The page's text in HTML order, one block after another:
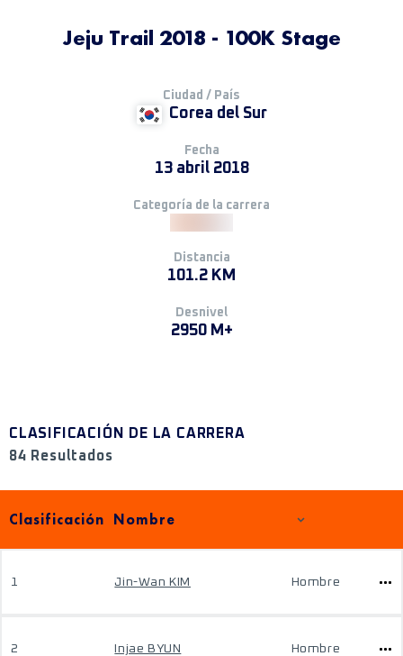
Jeju Trail 2018 - 100K Stage
Ciudad / País
Corea del Sur
Fecha
13 abril 2018
Categoría de la carrera
Distancia
101.2 KM
Desnivel
2950 M+
CLASIFICACIÓN DE LA CARRERA
84 Resultados
Clasificación Nombre
1 Jin-Wan KIM Hombre
2 Injae BYUN Hombre